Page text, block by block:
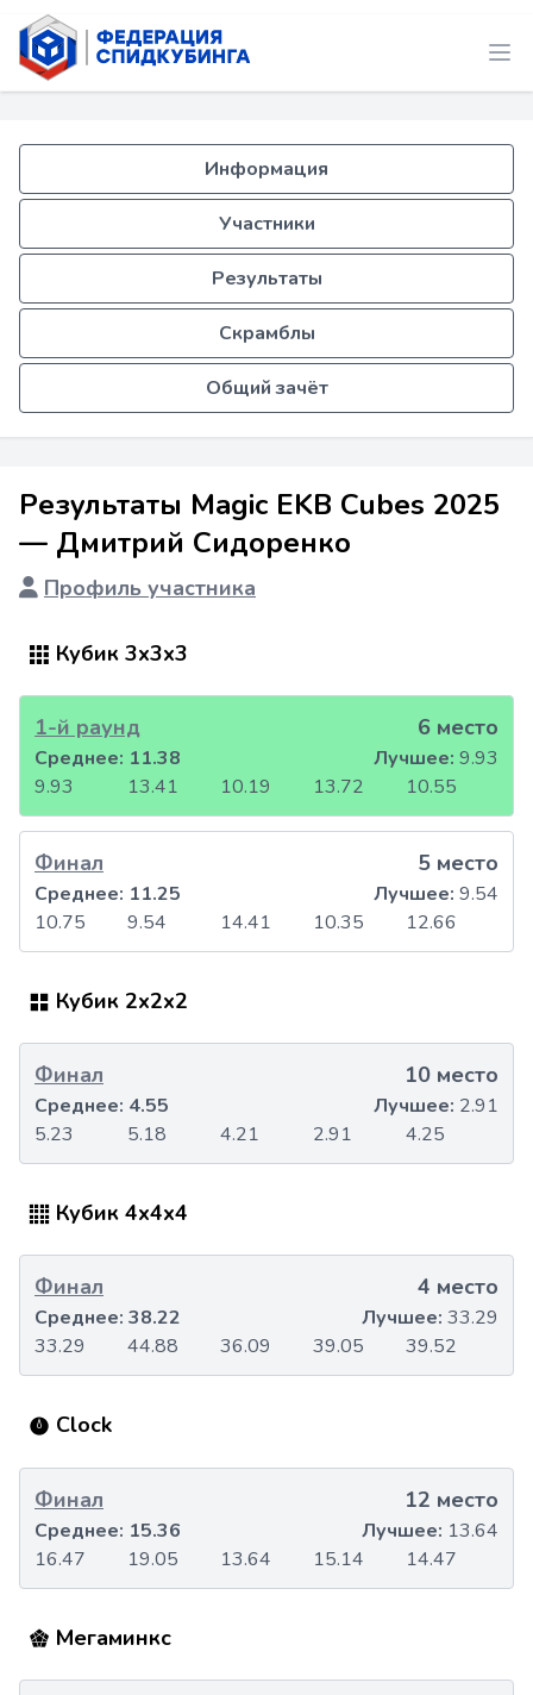
Информация
Участники
Результаты
Скрамблы
Общий зачёт
Результаты Magic EKB Cubes 2025
— Дмитрий Сидоренко
Профиль участника
Кубик 3x3x3
1-й раунд 6 место
9.93 13.41 10.19 13.72 10.55
Среднее: 11.38 Лучшее: 9.93
Финал 5 место
10.75 9.54 14.41 10.35 12.66
Среднее: 11.25 Лучшее: 9.54
Кубик 2x2x2
Финал 10 место
5.23 5.18 4.21 2.91 4.25
Среднее: 4.55 Лучшее: 2.91
Кубик 4x4x4
Финал 4 место
33.29 44.88 36.09 39.05 39.52
Среднее: 38.22 Лучшее: 33.29
Clock
Финал 12 место
16.47 19.05 13.64 15.14 14.47
Среднее: 15.36 Лучшее: 13.64
Мегаминкс